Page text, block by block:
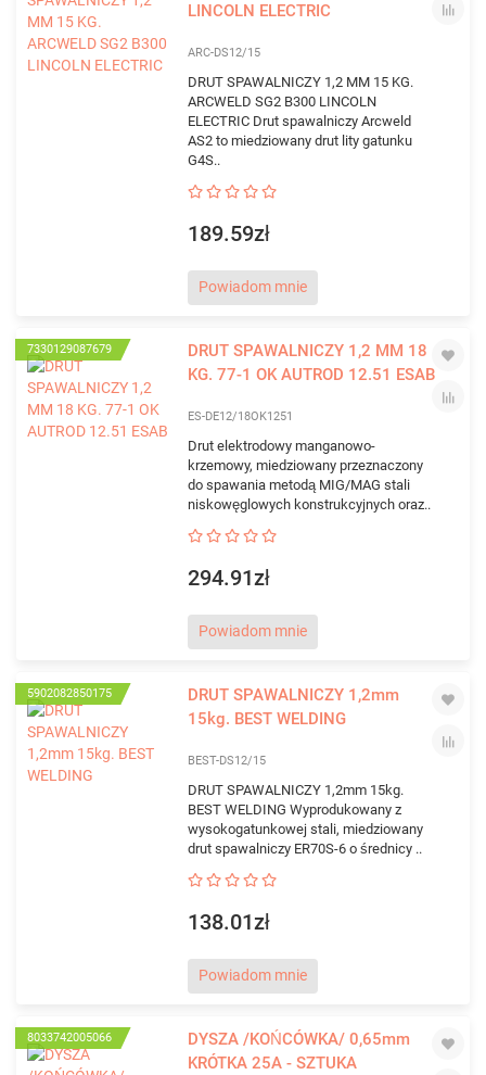
LINCOLN ELECTRIC
ARC-DS12/15
DRUT SPAWALNICZY 1,2 MM 15 KG.
ARCWELD SG2 B300 LINCOLN
ELECTRIC Drut spawalniczy Arcweld
AS2 to miedziowany drut lity gatunku
G4S..
189.59zł
Powiadom mnie
7330129087679
DRUT SPAWALNICZY 1,2 MM 18
KG. 77-1 OK AUTROD 12.51 ESAB
ES-DE12/18OK1251
Drut elektrodowy manganowo-
krzemowy, miedziowany przeznaczony
do spawania metodą MIG/MAG stali
niskowęglowych konstrukcyjnych oraz..
294.91zł
Powiadom mnie
5902082850175
DRUT SPAWALNICZY 1,2mm
15kg. BEST WELDING
BEST-DS12/15
DRUT SPAWALNICZY 1,2mm 15kg.
BEST WELDING Wyprodukowany z
wysokogatunkowej stali, miedziowany
drut spawalniczy ER70S-6 o średnicy ..
138.01zł
Powiadom mnie
8033742005066
DYSZA /KOŃCÓWKA/ 0,65mm
KRÓTKA 25A - SZTUKA